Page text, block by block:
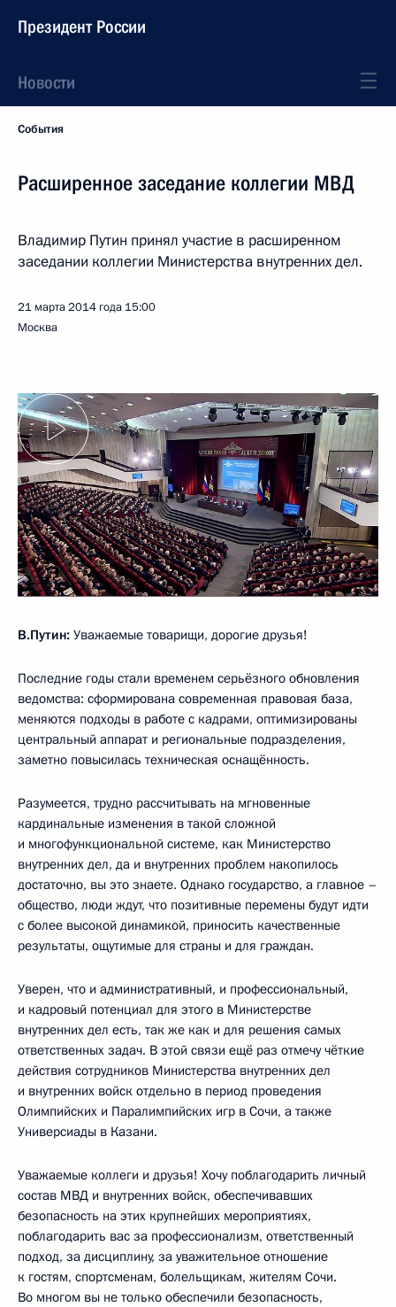
Президент России
Новости
События
Расширенное заседание коллегии МВД
Владимир Путин принял участие в расширенном
заседании коллегии Министерства внутренних дел.
21 марта 2014 года 15:00
Москва
В.Путин: Уважаемые товарищи, дорогие друзья!
Последние годы стали временем серьёзного обновления
ведомства: сформирована современная правовая база,
меняются подходы в работе с кадрами, оптимизированы
центральный аппарат и региональные подразделения,
заметно повысилась техническая оснащённость.
Разумеется, трудно рассчитывать на мгновенные
кардинальные изменения в такой сложной
и многофункциональной системе, как Министерство
внутренних дел, да и внутренних проблем накопилось
достаточно, вы это знаете. Однако государство, а главное –
общество, люди ждут, что позитивные перемены будут идти
с более высокой динамикой, приносить качественные
результаты, ощутимые для страны и для граждан.
Уверен, что и административный, и профессиональный,
и кадровый потенциал для этого в Министерстве
внутренних дел есть, так же как и для решения самых
ответственных задач. В этой связи ещё раз отмечу чёткие
действия сотрудников Министерства внутренних дел
и внутренних войск отдельно в период проведения
Олимпийских и Паралимпийских игр в Сочи, а также
Универсиады в Казани.
Уважаемые коллеги и друзья! Хочу поблагодарить личный
состав МВД и внутренних войск, обеспечивавших
безопасность на этих крупнейших мероприятиях,
поблагодарить вас за профессионализм, ответственный
подход, за дисциплину, за уважительное отношение
к гостям, спортсменам, болельщикам, жителям Сочи.
Во многом вы не только обеспечили безопасность,